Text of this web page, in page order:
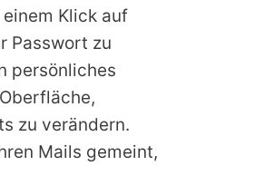
Klick auf
Passwort zu
persönliches
zu verändern.
Mails gemeint,